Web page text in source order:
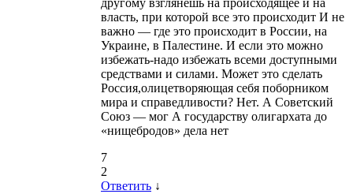
другому взглянешь на происходящее и на
власть, при которой все это происходит И не
важно — где это происходит в России, на
Украине, в Палестине. И если это можно
избежать-надо избежать всеми доступными
средствами и силами. Может это сделать
Россия,олицетворяющая себя поборником
мира и справедливости? Нет. А Советский
Союз — мог А государству олигархата до
«нищебродов» дела нет
7
2
Ответить ↓